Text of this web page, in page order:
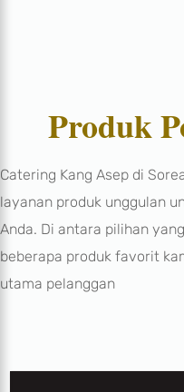
Produk
Catering Kang Asep di
layanan produk unggulan
Anda. Di antara pilihan
beberapa produk favorit
utama pelanggan